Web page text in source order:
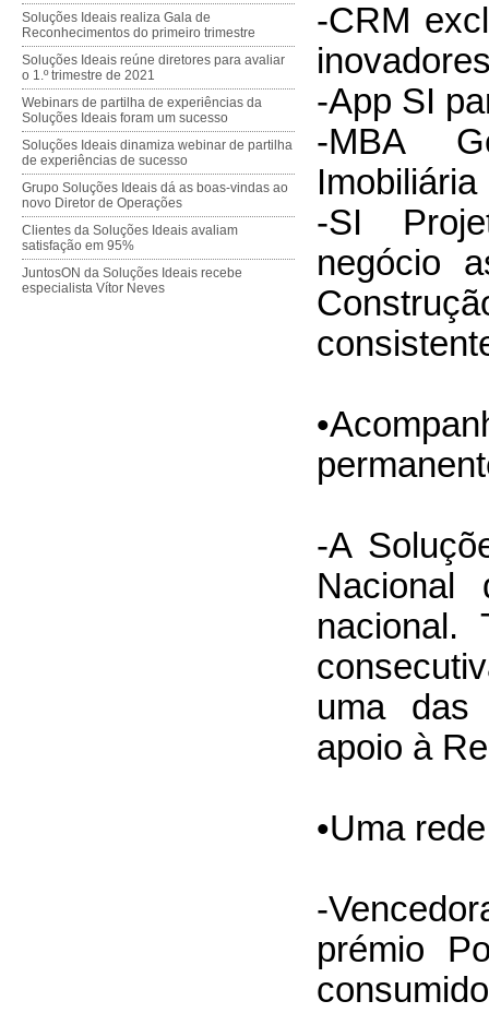
Soluções Ideais realiza Gala de
Reconhecimentos do primeiro trimestre
Soluções Ideais reúne diretores para avaliar
o 1.º trimestre de 2021
Webinars de partilha de experiências da
Soluções Ideais foram um sucesso
Soluções Ideais dinamiza webinar de partilha
de experiências de sucesso
Grupo Soluções Ideais dá as boas-vindas ao
novo Diretor de Operações
Clientes da Soluções Ideais avaliam
satisfação em 95%
JuntosON da Soluções Ideais recebe
especialista Vítor Neves
-CRM
-App SI
-MBA
Imobiliária
-SI
negócio
-A
Nacional
nacional.
uma das
apoio à
•Uma
-
prémio